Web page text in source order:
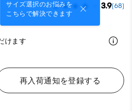
サイズ選択のお悩みを
こちらで解決できます
3.9(68)
けます
再入荷通知を登録する